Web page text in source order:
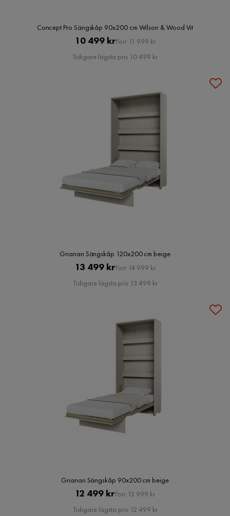
Concept Pro Sängskåp 90x200 cm Wilson & Wood Vit
Pris
10 499 krOriginal
Pris
Förr 11 999 kr
Tidigare lägsta pris 10 499 kr
Grianan Sängskåp 120x200 cm beige
Pris
13 499 krOriginal
Pris
Förr 14 999 kr
Tidigare lägsta pris 13 499 kr
Grianan Sängskåp 90x200 cm beige
Pris
12 499 krOriginal
Pris
Förr 13 999 kr
Tidigare lägsta pris 12 499 kr